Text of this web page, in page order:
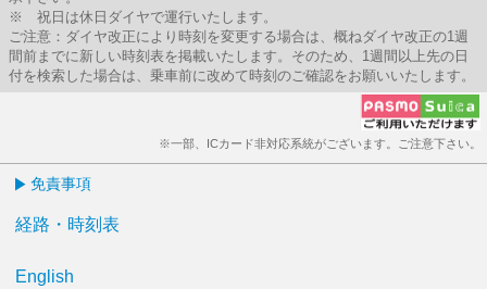
※ 祝日は休日ダイヤで運行いたします。
ご注意：ダイヤ改正により時刻を変更する場合は、概ねダイヤ改正の1週
間前までに新しい時刻表を掲載いたします。そのため、1週間以上先の日
付を検索した場合は、乗車前に改めて時刻のご確認をお願いいたします。
※一部、ICカード非対応系統がございます。ご注意下さい。
免責事項
経路・時刻表
English